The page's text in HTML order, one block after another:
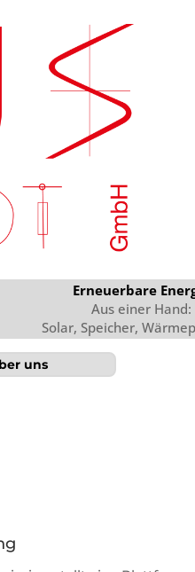
Erneuerbare
Aus einer Hand:
Solar, Speicher,
uns